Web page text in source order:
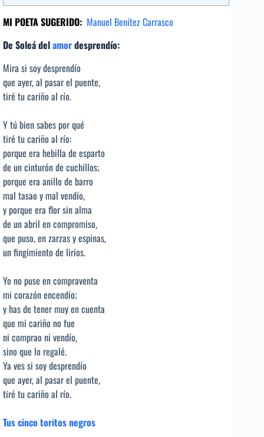
MI POETA SUGERIDO: Manuel Benítez Carrasco
De Soleá delamordesprendío:
Mira si soy desprendío
que ayer, al pasar el puente,
tiré tu cariño al río.
Y tú bien sabes por qué
tiré tu cariño al río:
porque era hebilla de esparto
de un cinturón de cuchillos;
porque era anillo de barro
mal tasao y mal vendío,
y porque era flor sin alma
de un abril en compromiso,
que puso, en zarzas y espinas,
un fingimiento de lirios.
Yo no puse en compraventa
mi corazón encendío;
y has de tener muy en cuenta
que mi cariño no fue
ni comprao ni vendío,
sino que lo regalé.
Ya ves si soy desprendío
que ayer, al pasar el puente,
tiré tu cariño al río.
Tus cinco toritos negros